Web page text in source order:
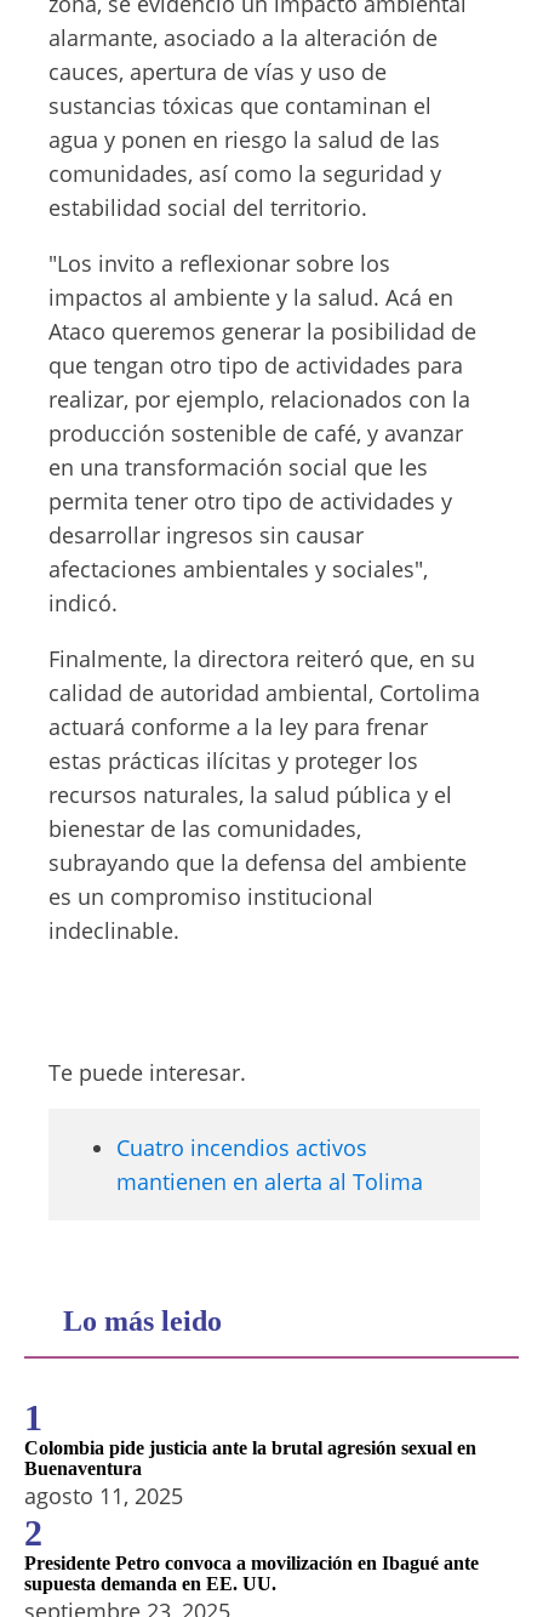
alarmante, asociado a la alteración de
cauces, apertura de vías y uso de
sustancias tóxicas que contaminan el
agua y ponen en riesgo la salud de las
comunidades, así como la seguridad y
estabilidad social del territorio.
"Los invito a reflexionar sobre los
impactos al ambiente y la salud. Acá en
Ataco queremos generar la posibilidad de
que tengan otro tipo de actividades para
realizar, por ejemplo, relacionados con la
producción sostenible de café, y avanzar
en una transformación social que les
permita tener otro tipo de actividades y
desarrollar ingresos sin causar
afectaciones ambientales y sociales",
indicó.
Finalmente, la directora reiteró que, en su
calidad de autoridad ambiental, Cortolima
actuará conforme a la ley para frenar
estas prácticas ilícitas y proteger los
recursos naturales, la salud pública y el
bienestar de las comunidades,
subrayando que la defensa del ambiente
es un compromiso institucional
indeclinable.
Te puede interesar.
Cuatro incendios activos
mantienen en alerta al Tolima
Lo más leido
1
Colombia pide justicia ante la brutal agresión sexual en
Buenaventura
agosto 11, 2025
2
Presidente Petro convoca a movilización en Ibagué ante
supuesta demanda en EE. UU.
septiembre 23, 2025